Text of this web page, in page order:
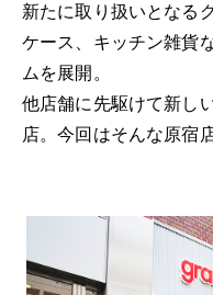
新たに取り扱いとなる
ケース、 キッチン雑貨
ムを展開。
他店舗に先駆けて新し
店。今回はそんな原宿